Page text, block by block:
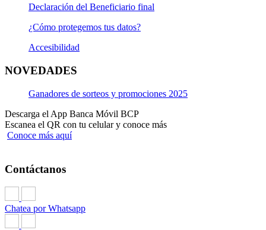
Declaración del Beneficiario final
¿Cómo protegemos tus datos?
Accesibilidad
NOVEDADES
Ganadores de sorteos y promociones 2025
Descarga el App Banca Móvil BCP
Escanea el QR con tu celular y conoce más
Conoce más aquí
Contáctanos
Chatea por Whatsapp